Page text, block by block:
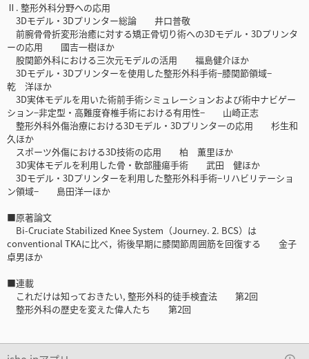
Ⅱ. 整形外科分野への応用
3Dモデル・3Dプリンター総論 井口普敬
前腕骨骨折変形治癒に対する矯正骨切り術への3Dモデル・3Dプリンタ
ーの応用 國吉一樹ほか
股関節外科における三次元モデルの活用 福島健介ほか
3Dモデル・3Dプリンターを使用した整形外科手術−膝関節領域−
乾 洋ほか
3D実体モデルを用いた術前手術シミュレーションおよび術中ナビゲー
ション−非定型・高難度脊椎手術における有用性− 山崎正志
整形外科外傷治療における3Dモデル・3Dプリンターの応用 杉生和
久ほか
スポーツ外傷における3D技術の応用 柏 薫里ほか
3D実体モデルを利用した骨・軟部腫瘍手術 武田 健ほか
3Dモデル・3Dプリンターを利用した整形外科手術−リハビリテーショ
ン領域− 島田洋一ほか
■原著論文
Bi-Cruciate Stabilized Knee System（Journey. 2. BCS）は
conventional TKAに比べ，術後早期に膝関節周囲筋を回復する 金子
卓男ほか
■連載
これだけは知っておきたい, 整形外科的徒手検査法 第2回
整形外科の歴史を変えた偉人たち 第2回